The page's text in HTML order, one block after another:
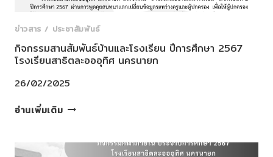
ข่าวสาร / ประชาสัมพันธ์
กิจกรรมสานสัมพันธ์บ้านและโรงเรียน ปีการศึกษา 2567
โรงเรียนสาธิตละอออุทิศ นครนายก
26/02/2025
อ่านเพิ่มเติมกิจกรรม
บ้าน